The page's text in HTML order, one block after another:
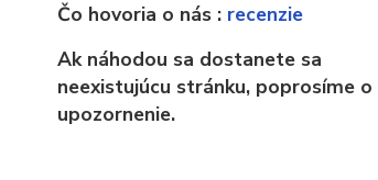
Čo hovoria o nás : recenzie
Ak náhodou sa dostanete sa
neexistujúcu stránku, poprosíme o
upozornenie.